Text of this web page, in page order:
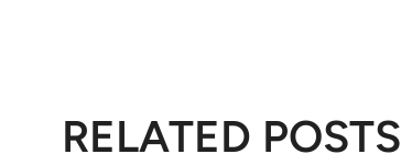
RELATED POSTS